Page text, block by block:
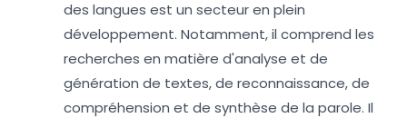
des langues est un secteur en plein
développement. Notamment, il comprend les
recherches en matière d'analyse et de
génération de textes, de reconnaissance, de
compréhension et de synthèse de la parole. Il